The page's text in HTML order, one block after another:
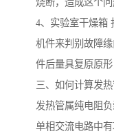
烧断，造成这个
4、实验室干燥箱
机件来判别故障
件后量具复原原形
三、如何计算发
发热管属纯电阻
单相交流电路中